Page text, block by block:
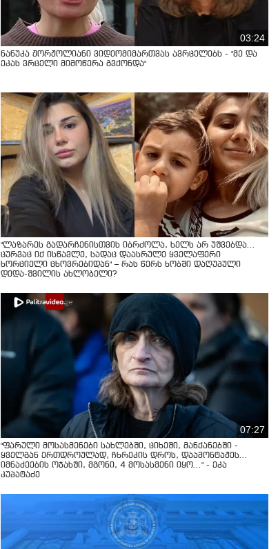
03:24
ნანუკა ჟორჟოლიანი ვიდეომიმართვას ავრცელებს - "მე და
ეკას ვრცელი მიმოწერა გვქონდა"
"ლაზარეს გადარჩენისთვის იბრძოლა, ხელს არ უშვებდა…
ცურვაც იქ ისწავლე, სადაც დაასრულე ყველაფერი
ხორციელი ცხოვრებიდან" – რას წერს ხობში დაღუპული
დედა-შვილის ახლობელი?
07:27
"ფარული მოსასმენები სახლებში, ციხეში, მანქანებში -
ყველგან ერთდროულად, ჩხრეკის დროს, დაამონტაჟეს...
იმნაძეების ოჯახში, მგონი, 4 მოსასმენი იყო..." - ეკა
კუპატაძე